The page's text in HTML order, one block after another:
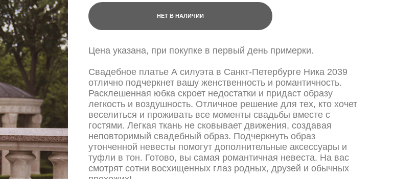
НЕТ В НАЛИЧИИ
Цена указана, при покупке в первый день примерки.
Свадебное платье А силуэта в Санкт-Петербурге Ника 2039
отлично подчеркнет вашу женственность и романтичность.
Расклешенная юбка скроет недостатки и придаст образу
легкость и воздушность. Отличное решение для тех, кто хочет
веселиться и проживать все моменты свадьбы вместе с
гостями. Легкая ткань не сковывает движения, создавая
неповторимый свадебный образ. Подчеркнуть образ
утонченной невесты помогут дополнительные аксессуары и
туфли в тон. Готово, вы самая романтичная невеста. На вас
смотрят сотни восхищенных глаз родных, друзей и обычных